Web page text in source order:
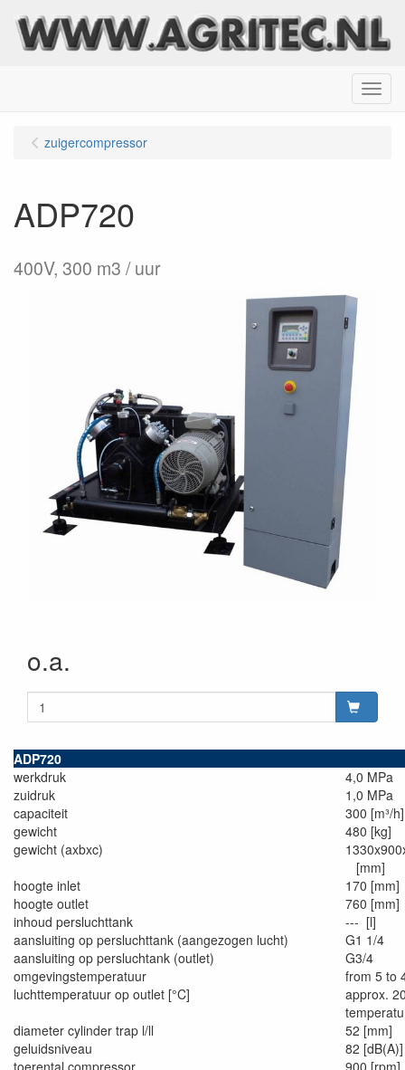
Menu
zuigercompressor
ADP720
400V, 300 m3 / uur
o.a.
ADP720
werkdruk
4,0 MPa
zuidruk
1,0 MPa
capaciteit
300 [m³/h]
gewicht
480 [kg]
gewicht (axbxc)
[mm]
hoogte inlet
170 [mm]
hoogte outlet
760 [mm]
inhoud persluchttank
--- [l]
aansluiting op persluchttank (aangezogen lucht)
G1 1/4
aansluiting op persluchtank (outlet)
G3/4
omgevingstemperatuur
from 5 to
luchttemperatuur op outlet [°C]
approx.
diameter cylinder trap l/ll
52 [mm]
geluidsniveau
82 [dB(A)]